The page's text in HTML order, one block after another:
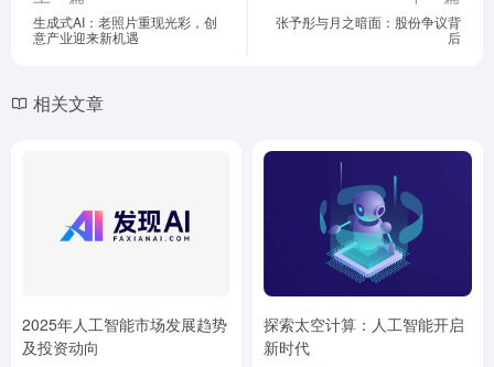
生成式AI：老照片重现光彩，创
意产业迎来新机遇
张予彤与月之暗面：股份争议背
后
相关文章
2025年人工智能市场发展趋势
及投资动向
探索太空计算：人工智能开启
新时代